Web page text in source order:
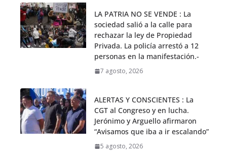
LA PATRIA NO SE VENDE : La
sociedad salió a la calle para
rechazar la ley de Propiedad
Privada. La policía arrestó a 12
personas en la manifestación.-
7 agosto, 2026
ALERTAS Y CONSCIENTES : La
CGT al Congreso y en lucha.
Jerónimo y Arguello afirmaron
“Avisamos que iba a ir escalando”
5 agosto, 2026